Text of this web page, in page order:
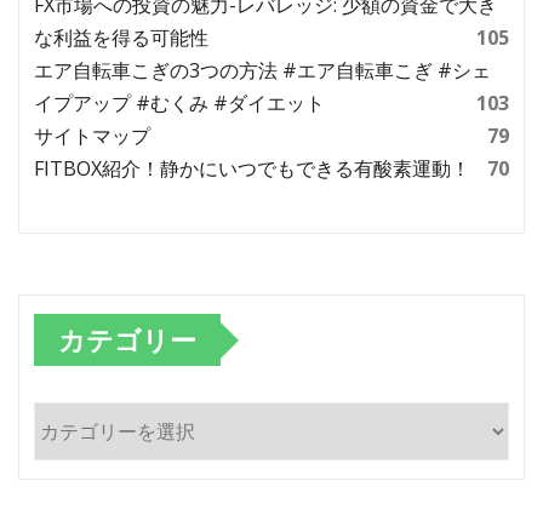
な利益を得る可能性
105
エア自転車こぎの3つの方法 #エア自転車こぎ #シェ
イプアップ #むくみ #ダイエット
103
サイトマップ
79
FITBOX紹介！静かにいつでもできる有酸素運動！
70
カテゴリー
テ